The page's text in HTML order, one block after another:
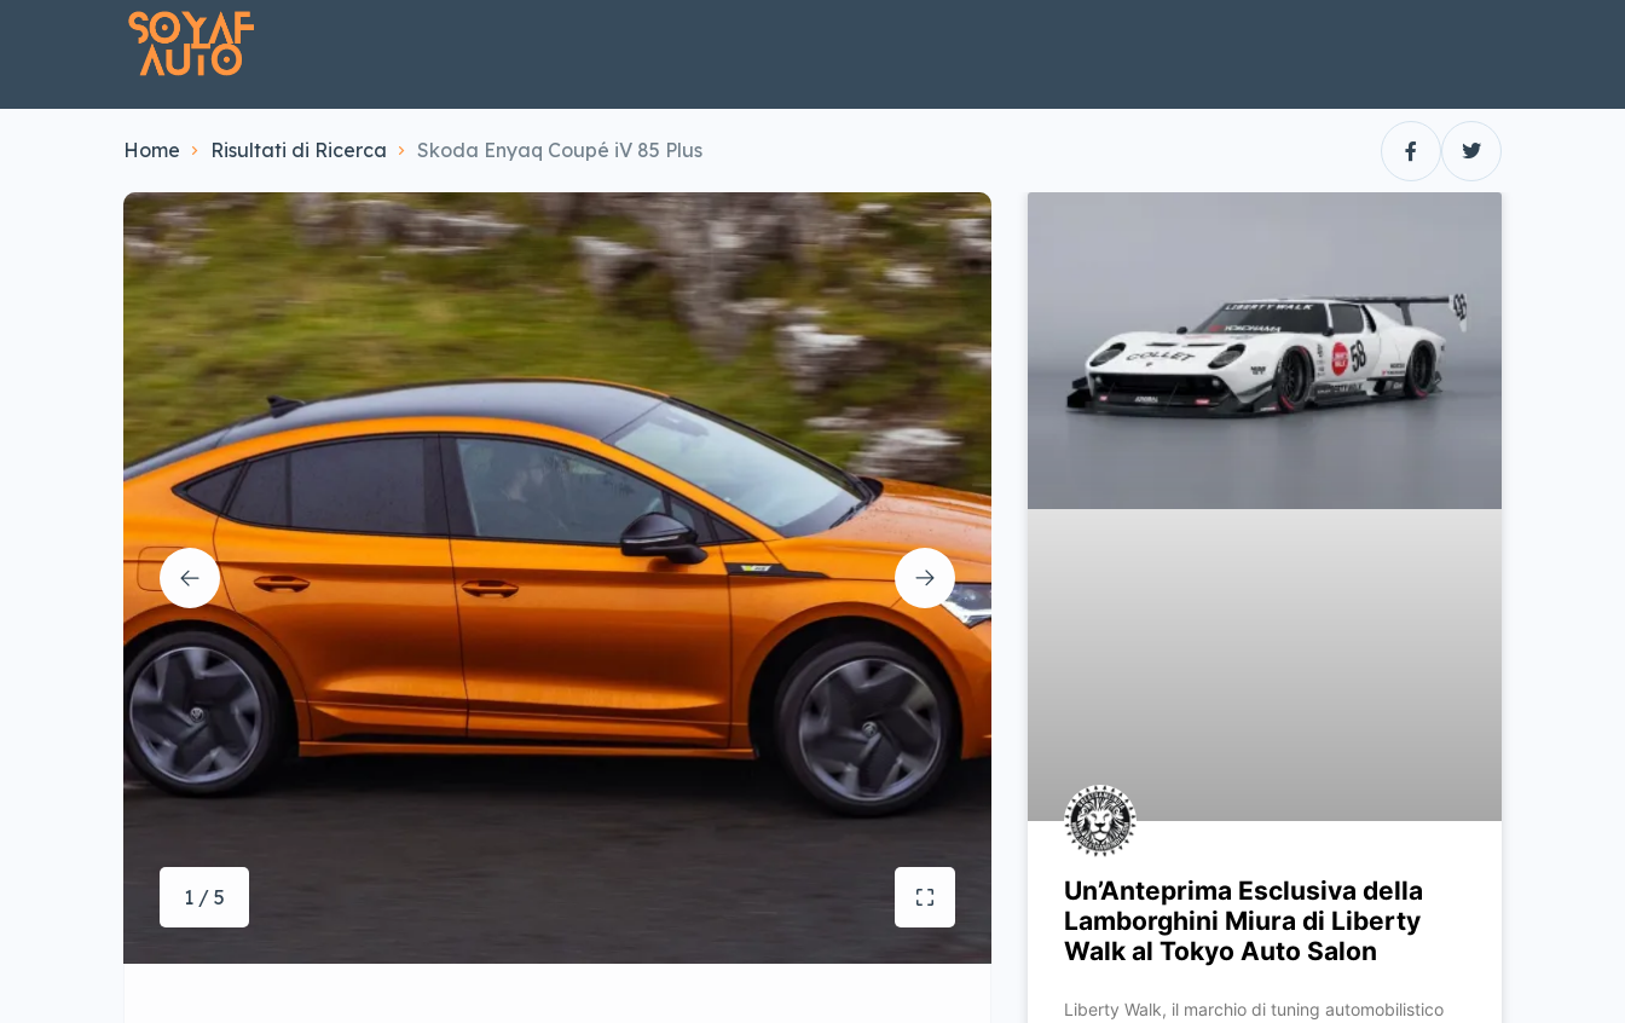
Home Risultati di Ricerca Skoda Enyaq Coupé iV 85 Plus
1 / 5
Un’Anteprima Esclusiva della
Lamborghini Miura di Liberty
Walk al Tokyo Auto Salon
Liberty Walk, il marchio di tuning automobilistico